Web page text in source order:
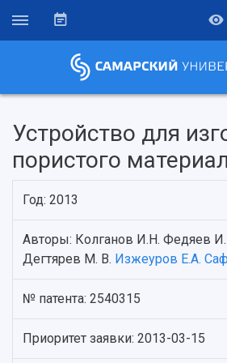
НАЗАД
История
Главные новости
Почему я выбираю
Основные научные
Устройство для
пористого
Год: 2013
Авторы: Колганов И.Н. Федяев
Дегтярев М. В. Изжеуров Е.А.
№ патента: 2540315
Приоритет заявки: 2013-03-15